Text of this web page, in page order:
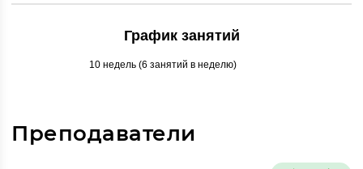
График занятий
10 недель (6 занятий в неделю)
Преподаватели